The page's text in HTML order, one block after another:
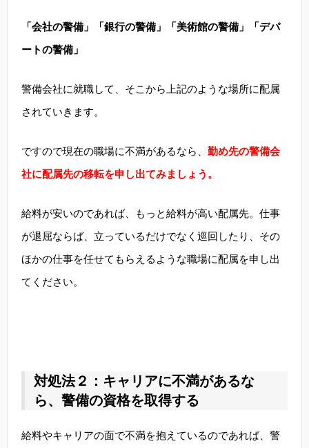
「会社の警備」「銀行の警備」「美術館の警備」「デパ
ートの警備」
警備会社に就職して、そこから上記のような場所に配属
されていきます。
ですので現在の職場に不満があるなら、 勤め先の警備会
社に配属先の移転を申し出てみましょう。
給料が安いのであれば、もっと給料が高い配属先。仕事
が退屈ならば、立っているだけでなく巡回したり、その
ほかの仕事を任せてもらえるような職場に配属を申し出
てください。
対処法２：キャリアに不満があるな
ら、警備の資格を取得する
給料やキャリアの面で不満を抱えているのであれば、警